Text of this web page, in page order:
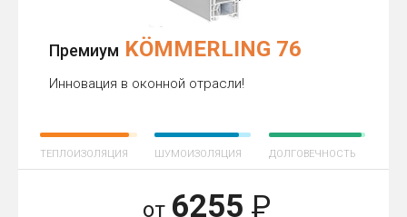
Премиум KÖMMERLING 76
Инновация в оконной отрасли!
ТЕПЛОИЗОЛЯЦИЯ ШУМОИЗОЛЯЦИЯ ДОЛГОВЕЧНОСТЬ
от 6255Р